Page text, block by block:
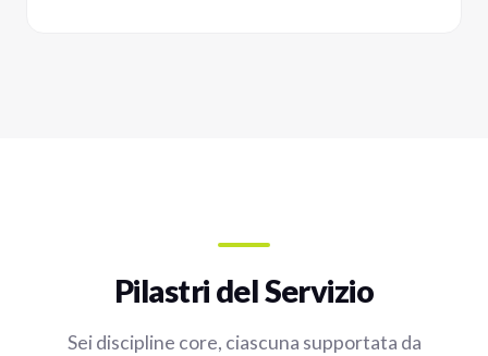
Pilastri del Servizio
Sei discipline core, ciascuna supportata da